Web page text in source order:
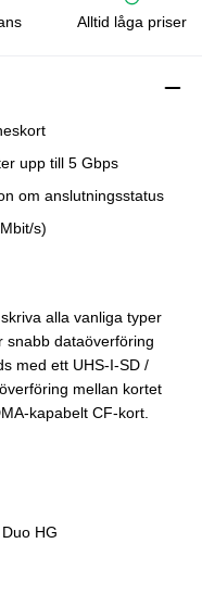
Alltid låga priser
upp till 5 Gbps
om anslutningsstatus
s)
alla vanliga typer
snabb dataöverföring
med ett UHS-I-SD /
mellan kortet
kapabelt CF-kort.
HG